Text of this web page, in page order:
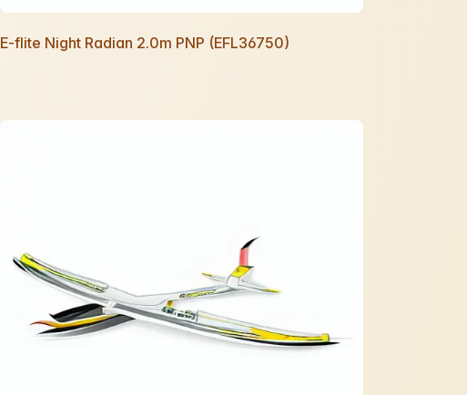
E-flite Night Radian 2.0m PNP (EFL36750)